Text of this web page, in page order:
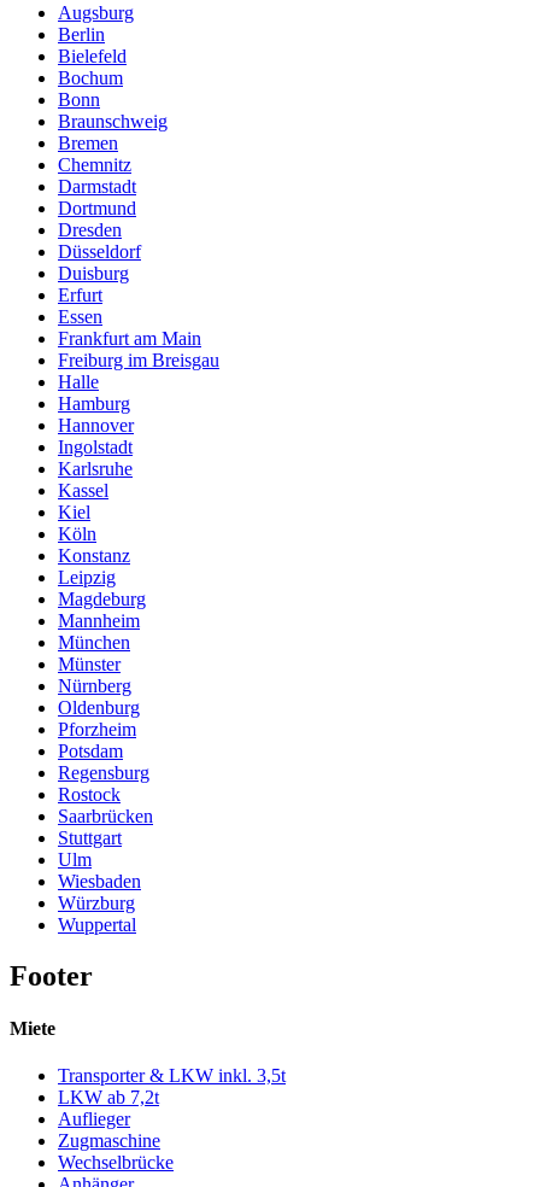
Augsburg
Berlin
Bielefeld
Bochum
Bonn
Braunschweig
Bremen
Chemnitz
Darmstadt
Dortmund
Dresden
Düsseldorf
Duisburg
Erfurt
Essen
Frankfurt am Main
Freiburg im Breisgau
Halle
Hamburg
Hannover
Ingolstadt
Karlsruhe
Kassel
Kiel
Köln
Konstanz
Leipzig
Magdeburg
Mannheim
München
Münster
Nürnberg
Oldenburg
Pforzheim
Potsdam
Regensburg
Rostock
Saarbrücken
Stuttgart
Ulm
Wiesbaden
Würzburg
Wuppertal
Footer
Miete
Transporter & LKW inkl. 3,5t
LKW ab 7,2t
Auflieger
Zugmaschine
Wechselbrücke